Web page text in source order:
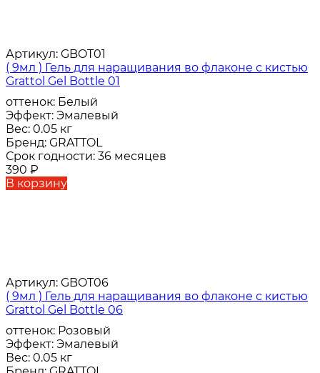
Артикул: GBOT01
( 9мл ) Гель для наращивания во флаконе с кистью
Grattol Gel Bottle 01
оттенок: Белый
Эффект: Эмалевый
Вес: 0.05 кг
Бренд: GRATTOL
Срок годности: 36 месяцев
390 ₽
В корзину
Артикул: GBOT06
( 9мл ) Гель для наращивания во флаконе с кистью
Grattol Gel Bottle 06
оттенок: Розовый
Эффект: Эмалевый
Вес: 0.05 кг